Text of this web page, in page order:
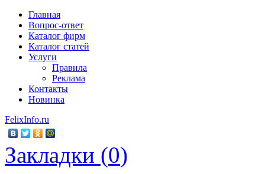
Главная
Вопрос-ответ
Каталог фирм
Каталог статей
Услуги
Правила
Реклама
Контакты
Новинка
FelixInfo.ru
Закладки (0)